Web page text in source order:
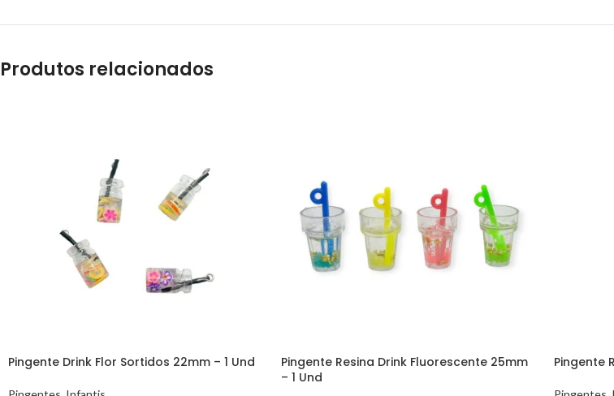
Produtos relacionados
Pingente Drink Flor Sortidos 22mm – 1 Und
Pingente Resina Drink Fluorescente 25mm
– 1 Und
Pingente